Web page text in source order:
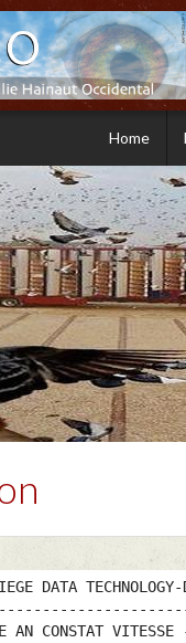
Home
LIEGE DATA
BAGUE AN